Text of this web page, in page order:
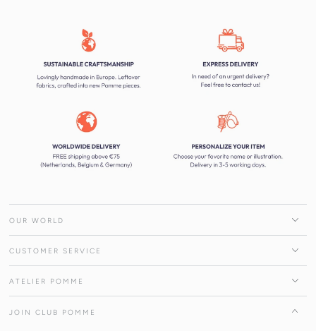
OUR WORLD
CUSTOMER SERVICE
ATELIER POMME
JOIN CLUB POMME